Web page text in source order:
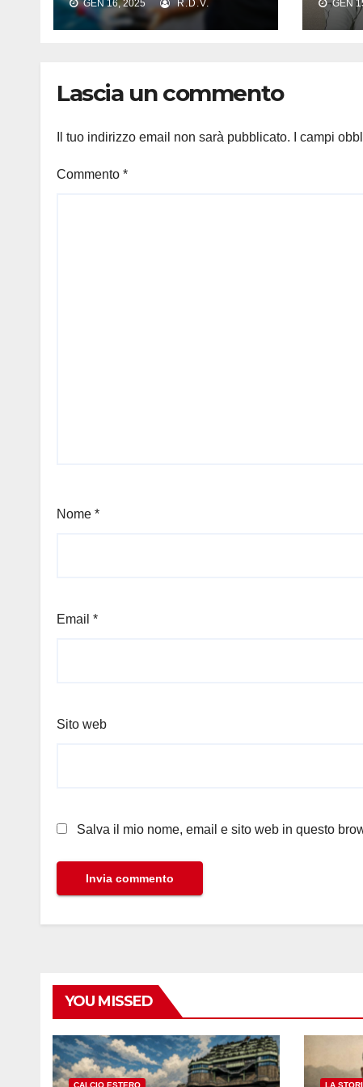
dell’Inter?
GEN 16, 2025 R.D.V. GEN
Lascia un commento
Il tuo indirizzo email non sarà pubblicato. I campi
Commento *
Nome *
Email *
Sito web
Salva il mio nome, email e sito web in questo
YOU MISSED
CALCIO ESTERO LA